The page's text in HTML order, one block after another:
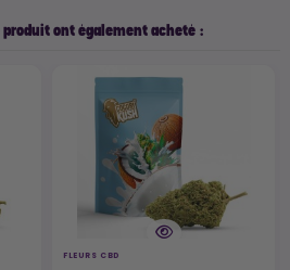
ont également acheté :
FLEURS CBD